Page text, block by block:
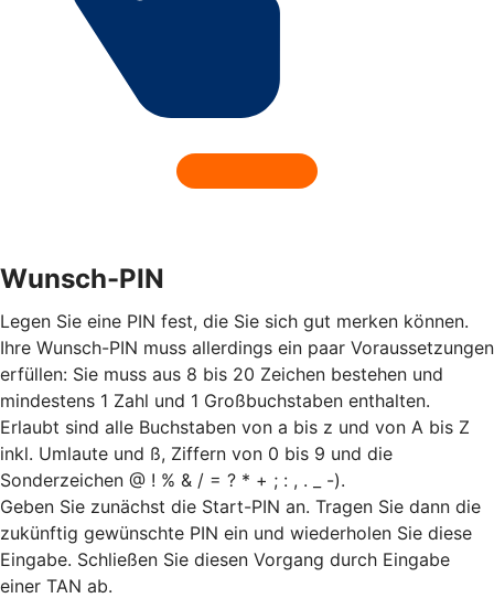
Wunsch-PIN
Legen Sie eine PIN fest, die Sie sich gut merken können.
Ihre Wunsch-PIN muss allerdings ein paar Voraussetzungen
erfüllen: Sie muss aus 8 bis 20 Zeichen bestehen und
mindestens 1 Zahl und 1 Großbuchstaben enthalten.
Erlaubt sind alle Buchstaben von a bis z und von A bis Z
inkl. Umlaute und ß, Ziffern von 0 bis 9 und die
Sonderzeichen @ ! % & / = ? * + ; : , . _ -).
Geben Sie zunächst die Start-PIN an. Tragen Sie dann die
zukünftig gewünschte PIN ein und wiederholen Sie diese
Eingabe. Schließen Sie diesen Vorgang durch Eingabe
einer TAN ab.